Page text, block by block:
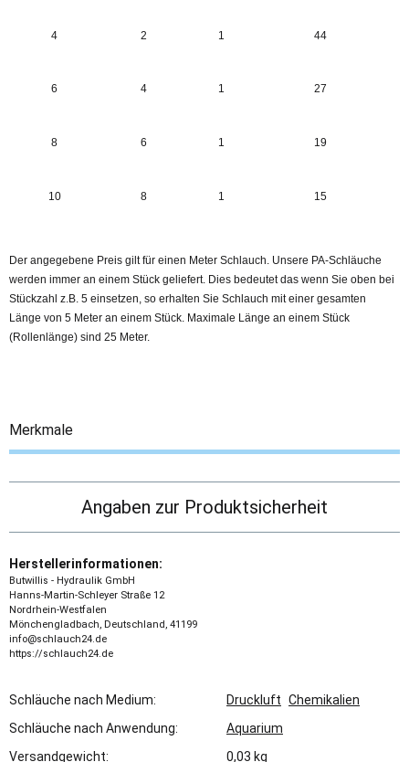
4 2 1 44
6 4 1 27
8 6 1 19
10 8 1 15
Der angegebene Preis gilt für einen Meter Schlauch. Unsere PA-Schläuche
werden immer an einem Stück geliefert. Dies bedeutet das wenn Sie oben bei
Stückzahl z.B. 5 einsetzen, so erhalten Sie Schlauch mit einer gesamten
Länge von 5 Meter an einem Stück. Maximale Länge an einem Stück
(Rollenlänge) sind 25 Meter.
Merkmale
Angaben zur Produktsicherheit
Herstellerinformationen:
Butwillis - Hydraulik GmbH
Hanns-Martin-Schleyer Straße 12
Nordrhein-Westfalen
Mönchengladbach, Deutschland, 41199
info@schlauch24.de
https://schlauch24.de
Schläuche nach Medium: Druckluft Chemikalien
Schläuche nach Anwendung:
Aquarium
Versandgewicht:
0,03 kg